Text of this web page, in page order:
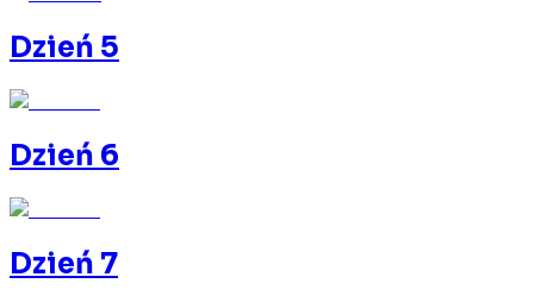
Dzień 5
Dzień 6
Dzień 7